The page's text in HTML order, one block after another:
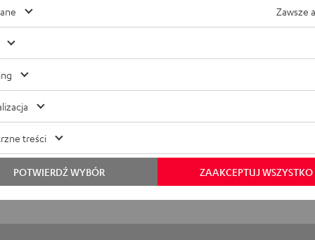
Zawsze
treści
ZAAKCEPTUJ WSZYSTKO
POTWIERDŹ WYBÓR